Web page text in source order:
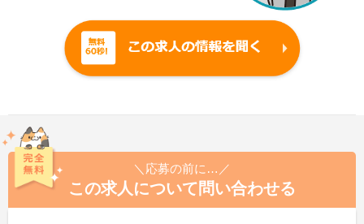
＼応募の前に…／
この求人について問い合わせる